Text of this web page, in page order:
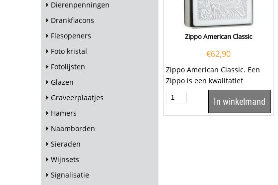
Dierenpenningen
Drankflacons
Flesopeners
Foto kristal
Fotolijsten
Glazen
Graveerplaatjes
Hamers
Naamborden
Sieraden
Wijnsets
Signalisatie
Zippo American Classic
€62,90
Zippo American Classic. Een
Zippo is een kwalitatief
goede aansteker met de
welbekende...
In winkelmand